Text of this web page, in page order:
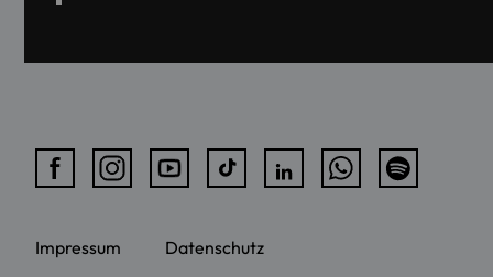
Impressum Datenschutz